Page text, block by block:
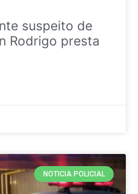
suspeito de
Rodrigo presta
NOTICIA POLICIAL